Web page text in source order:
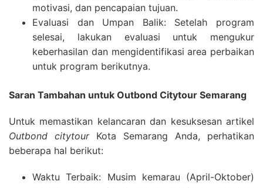
motivasi, dan pencapaian tujuan.
Evaluasi dan Umpan Balik: Setelah program
selesai, lakukan evaluasi untuk mengukur
keberhasilan dan mengidentifikasi area perbaikan
untuk program berikutnya.
Saran Tambahan untuk Outbond Citytour Semarang
Untuk memastikan kelancaran dan kesuksesan artikel
Outbond citytourKota Semarang Anda, perhatikan
beberapa hal berikut:
Waktu Terbaik: Musim kemarau (April-Oktober)